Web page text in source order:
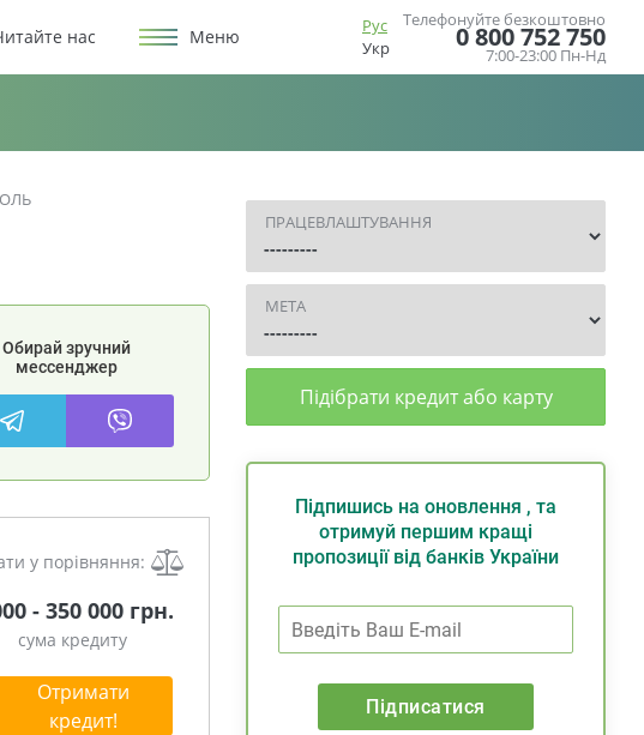
нас Меню
Рус
Укр
Телефонуйте безкоштовно
0 800 752 750
7:00-23:00 Пн-Нд
Обирай зручний
мессенджер
у порівняння:
- 350 000 грн.
сума кредиту
Отримати
кредит!
ПРАЦЕВЛАШТУВАННЯ
МЕТА
Підібрати кредит або карту
Підпишись на оновлення , та
отримуй першим кращі
пропозиції від банків України
Підписатися